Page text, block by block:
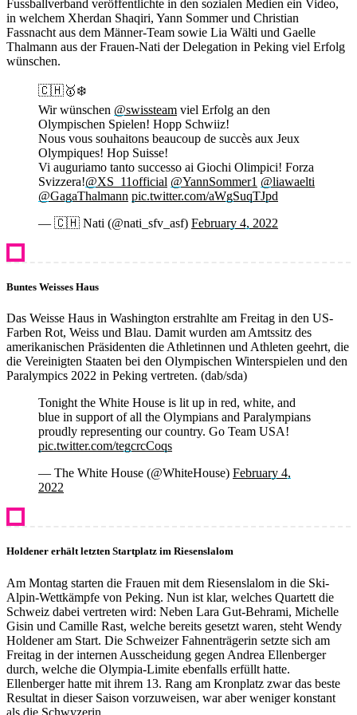
Fussballverband veröffentlichte in den sozialen Medien ein Video,
in welchem Xherdan Shaqiri, Yann Sommer und Christian
Fassnacht aus dem Männer-Team sowie Lia Wälti und Gaelle
Thalmann aus der Frauen-Nati der Delegation in Peking viel Erfolg
wünschen.
🇨🇭🥇❄️
Wir wünschen @swissteam viel Erfolg an den
Olympischen Spielen! Hopp Schwiiz!
Nous vous souhaitons beaucoup de succès aux Jeux
Olympiques! Hop Suisse!
Vi auguriamo tanto successo ai Giochi Olimpici! Forza
Svizzera!@XS_11official @YannSommer1 @liawaelti
@GagaThalmann pic.twitter.com/aWgSuqTJpd
— 🇨🇭 Nati (@nati_sfv_asf) February 4, 2022
Buntes Weisses Haus
Das Weisse Haus in Washington erstrahlte am Freitag in den US-
Farben Rot, Weiss und Blau. Damit wurden am Amtssitz des
amerikanischen Präsidenten die Athletinnen und Athleten geehrt, die
die Vereinigten Staaten bei den Olympischen Winterspielen und den
Paralympics 2022 in Peking vertreten. (dab/sda)
Tonight the White House is lit up in red, white, and
blue in support of all the Olympians and Paralympians
proudly representing our country. Go Team USA!
pic.twitter.com/tegcrcCoqs
— The White House (@WhiteHouse) February 4,
2022
Holdener erhält letzten Startplatz im Riesenslalom
Am Montag starten die Frauen mit dem Riesenslalom in die Ski-
Alpin-Wettkämpfe von Peking. Nun ist klar, welches Quartett die
Schweiz dabei vertreten wird: Neben Lara Gut-Behrami, Michelle
Gisin und Camille Rast, welche bereits gesetzt waren, steht Wendy
Holdener am Start. Die Schweizer Fahnenträgerin setzte sich am
Freitag in der internen Ausscheidung gegen Andrea Ellenberger
durch, welche die Olympia-Limite ebenfalls erfüllt hatte.
Ellenberger hatte mit ihrem 13. Rang am Kronplatz zwar das beste
Resultat in dieser Saison vorzuweisen, war aber weniger konstant
als die Schwyzerin.